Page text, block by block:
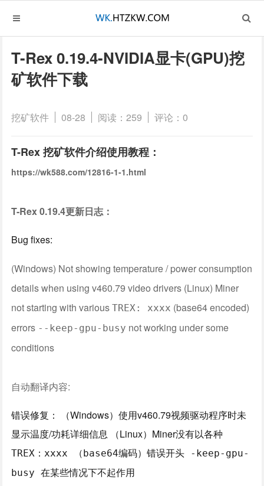
T-Rex 0.19.4-NVIDIA显卡(GPU)挖
矿软件下载
挖矿软件 08-28 阅读：259 评论：0
T-Rex 挖矿软件介绍使用教程：
https://wk588.com/12816-1-1.html
T-Rex 0.19.4更新日志：
Bug fixes:
(Windows) Not showing temperature / power consumption
details when using v460.79 video drivers (Linux) Miner
not starting with variousTREX: xxxx (base64 encoded)
errors --keep-gpu-busy not working under some
conditions
自动翻译内容:
错误修复： （Windows）使用v460.79视频驱动程序时未
显示温度/功耗详细信息 （Linux）Miner没有以各种
TREX：xxxx （base64编码）错误开头 -keep-gpu-
busy 在某些情况下不起作用